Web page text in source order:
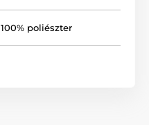
100% poliészter